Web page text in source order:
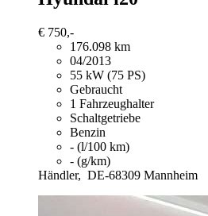
€ 750,-
176.098 km
04/2013
55 kW (75 PS)
Gebraucht
1 Fahrzeughalter
Schaltgetriebe
Benzin
- (l/100 km)
- (g/km)
Händler, DE-68309 Mannheim